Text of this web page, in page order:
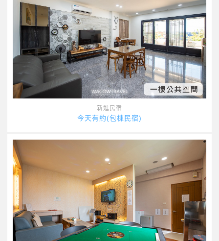
新進民宿
今天有約(包棟民宿)